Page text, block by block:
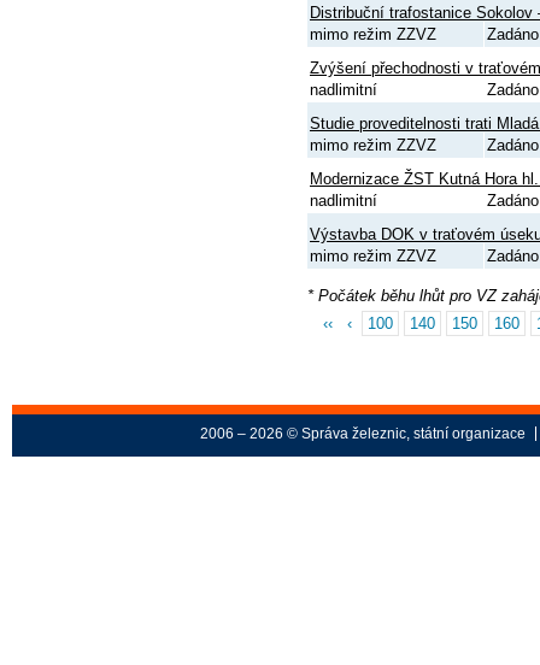
Distribuční trafostanice Sokolov
mimo režim ZZVZ
Zadáno
Zvýšení přechodnosti v
nadlimitní
Zadáno
Studie proveditelnosti trati
mimo režim ZZVZ
Zadáno
Modernizace ŽST Kutná Hora
nadlimitní
Zadáno
Výstavba DOK v traťovém
mimo režim ZZVZ
Zadáno
* Počátek běhu lhůt pro VZ
‹‹
‹ 100 140 150 160
2006 – 2026 © Správa železnic, státní organizace